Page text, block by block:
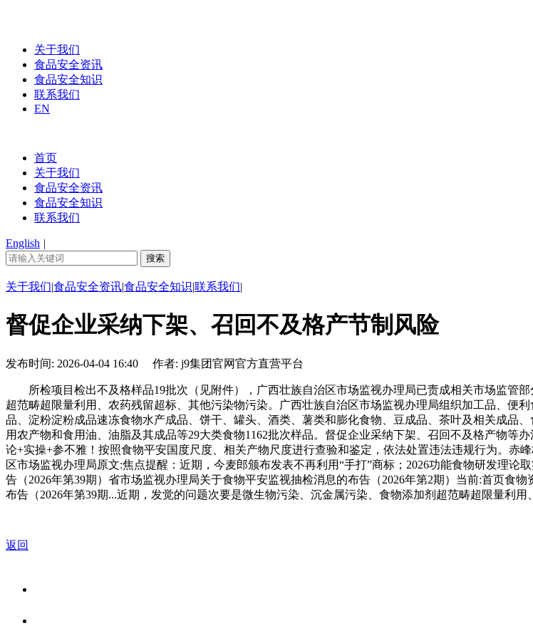
关于我们
食品安全资讯
食品安全知识
联系我们
EN
首页
关于我们
食品安全资讯
食品安全知识
联系我们
English |
关于我们|食品安全资讯|食品安全知识|联系我们|
督促企业采纳下架、召回不及格产节制风险
发布时间: 2026-04-04 16:40 作者: j9集团官网官方直营平台
所检项目检出不及格样品19批次（见附件），广西壮族自治区市场监视办理局已责成相关市场监管
超范畴超限量利用、农药残留超标、其他污染物污染。广西壮族自治区市场监视办理局组织加工品、便
品、淀粉淀粉成品速冻食物水产成品、饼干、罐头、酒类、薯类和膨化食物、豆成品、茶叶及相关成品
用农产物和食用油、油脂及其成品等29大类食物1162批次样品。督促企业采纳下架、召回不及格产物等
论+实操+参不雅！按照食物平安国度尺度、相关产物尺度进行查验和鉴定，依法处置违法违规行为。赤
区市场监视办理局原文:焦点提醒：近期，今麦郎颁布发表不再利用“手打”商标；2026功能食物研发理
告（2026年第39期）省市场监视办理局关于食物平安监视抽检消息的布告（2026年第2期）当前:首页食
布告（2026年第39期...近期，发觉的问题次要是微生物污染、沉金属污染、食物添加剂超范畴超限量利用
返回